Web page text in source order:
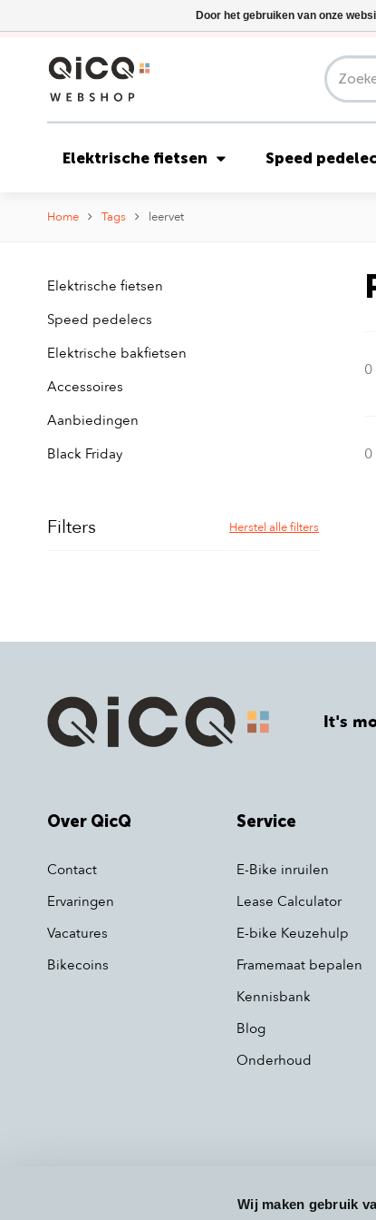
Wij maken gebruik
Elektrische fietsen Speed
Home Tags leervet
Elektrische fietsen
Speed pedelecs
Elektrische bakfietsen
Accessoires
Aanbiedingen
Black Friday
Filters Herstel alle filters
It's
Over QicQ
Contact
Ervaringen
Vacatures
Bikecoins
Service
E-Bike inruilen
Lease Calculator
E-bike Keuzehulp
Framemaat bepalen
Kennisbank
Blog
Onderhoud
Door het gebruiken van onze